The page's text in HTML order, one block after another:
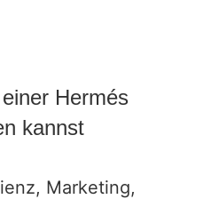
Hermés
kannst
, Marketing,